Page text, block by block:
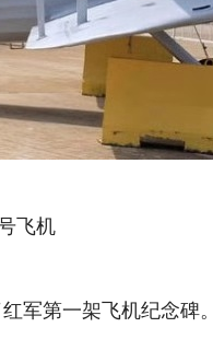
飞机
军第一架飞机纪念碑